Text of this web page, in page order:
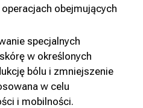
obejmujących
specjalnych
w określonych
bólu i zmniejszenie
w celu
i mobilności.